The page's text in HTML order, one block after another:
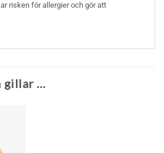
risken för allergier och gör att
gillar …